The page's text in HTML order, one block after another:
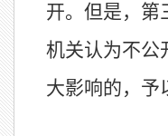
开。但是，第
机关认为不公
大影响的，予